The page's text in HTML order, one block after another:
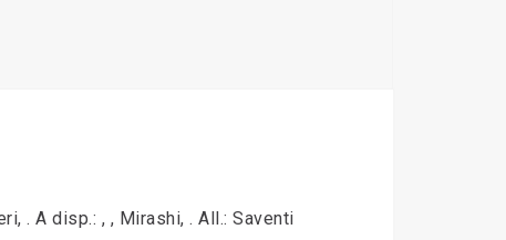
. A disp.: , , Mirashi, . All.: Saventi